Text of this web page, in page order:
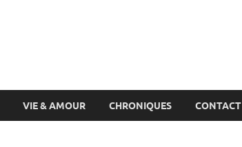
VIE & AMOUR CHRONIQUES CONTACT